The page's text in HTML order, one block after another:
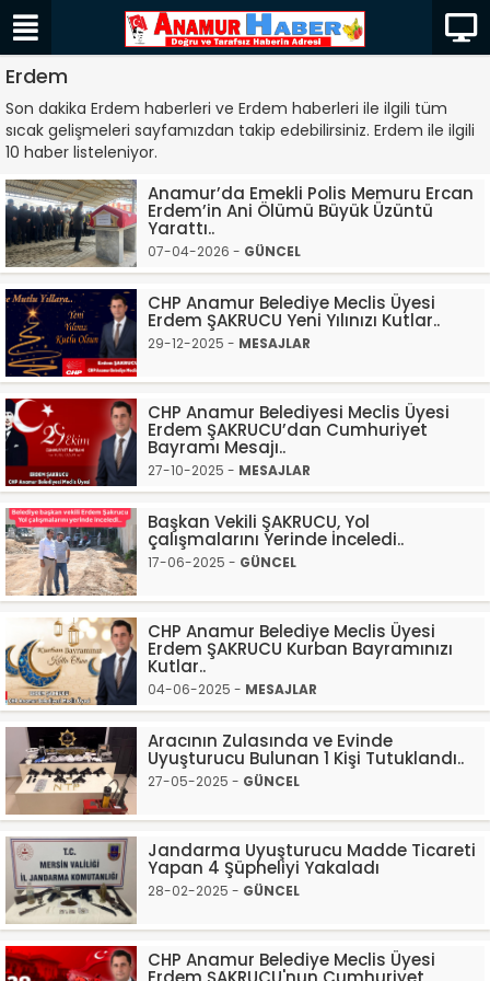
Erdem
Son dakika Erdem haberleri ve Erdem haberleri ile ilgili tüm
sıcak gelişmeleri sayfamızdan takip edebilirsiniz. Erdem ile ilgili
10 haber listeleniyor.
Anamur’da Emekli Polis Memuru Ercan
Erdem’in Ani Ölümü Büyük Üzüntü
Yarattı..
07-04-2026 - GÜNCEL
CHP Anamur Belediye Meclis Üyesi
Erdem ŞAKRUCU Yeni Yılınızı Kutlar..
29-12-2025 - MESAJLAR
CHP Anamur Belediyesi Meclis Üyesi
Erdem ŞAKRUCU’dan Cumhuriyet
Bayramı Mesajı..
27-10-2025 - MESAJLAR
Başkan Vekili ŞAKRUCU, Yol
çalışmalarını Yerinde İnceledi..
17-06-2025 - GÜNCEL
CHP Anamur Belediye Meclis Üyesi
Erdem ŞAKRUCU Kurban Bayramınızı
Kutlar..
04-06-2025 - MESAJLAR
Aracının Zulasında ve Evinde
Uyuşturucu Bulunan 1 Kişi Tutuklandı..
27-05-2025 - GÜNCEL
Jandarma Uyuşturucu Madde Ticareti
Yapan 4 Şüpheliyi Yakaladı
28-02-2025 - GÜNCEL
CHP Anamur Belediye Meclis Üyesi